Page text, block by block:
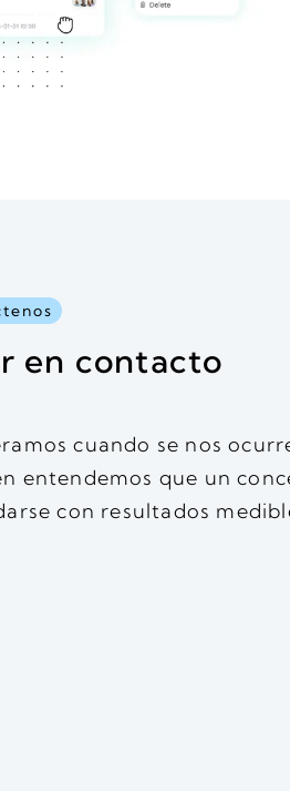
en contacto
cuando se nos
entendemos que un
con resultados